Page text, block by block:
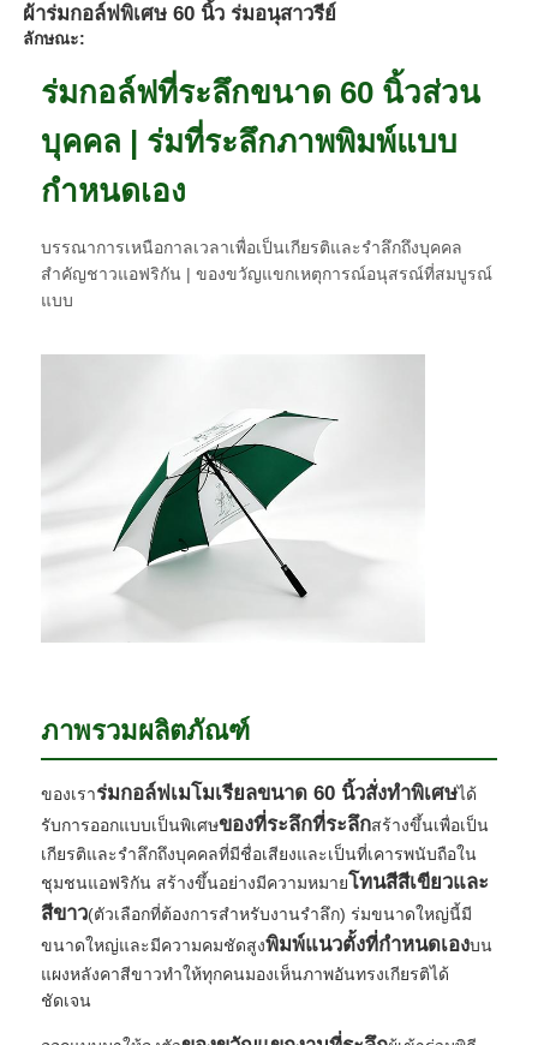
เกี่ยวกับเรา
ทัวร์โรงงาน
ติดต่อเรา
ข่าว
ทุกกรณี
ขออ้าง
ผ้าร่มกอล์ฟพิเศษ 60 นิ้ว ร่มอนุสาวรีย์
ลักษณะ:
ร่มกอล์ฟที่ระลึกขนาด 60 นิ้วส่วน
บุคคล | ร่มที่ระลึกภาพพิมพ์แบบ
กำหนดเอง
บรรณาการเหนือกาลเวลาเพื่อเป็นเกียรติและรำลึกถึงบุคคล
สำคัญชาวแอฟริกัน | ของขวัญแขกเหตุการณ์อนุสรณ์ที่สมบูรณ์
แบบ
ภาพรวมผลิตภัณฑ์
ของเราร่มกอล์ฟเมโมเรียลขนาด 60 นิ้วสั่งทำพิเศษได้
รับการออกแบบเป็นพิเศษของที่ระลึกที่ระลึกสร้างขึ้นเพื่อเป็น
เกียรติและรำลึกถึงบุคคลที่มีชื่อเสียงและเป็นที่เคารพนับถือใน
ชุมชนแอฟริกัน สร้างขึ้นอย่างมีความหมายโทนสีสีเขียวและ
สีขาว(ตัวเลือกที่ต้องการสำหรับงานรำลึก) ร่มขนาดใหญ่นี้มี
ขนาดใหญ่และมีความคมชัดสูงพิมพ์แนวตั้งที่กำหนดเองบน
แผงหลังคาสีขาวทำให้ทุกคนมองเห็นภาพอันทรงเกียรติได้
ชัดเจน